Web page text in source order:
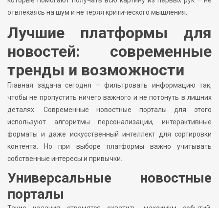
отвлекаясь на шум и не теряя критического мышления.
Лучшие платформы для
новостей: современные
тренды и возможности
Главная задача сегодня – фильтровать информацию так,
чтобы не пропустить ничего важного и не потонуть в лишних
деталях. Современные новостные порталы для этого
используют алгоритмы персонализации, интерактивные
форматы и даже искусственный интеллект для сортировки
контента. Но при выборе платформы важно учитывать
собственные интересы и привычки.
Универсальные новостные
порталы